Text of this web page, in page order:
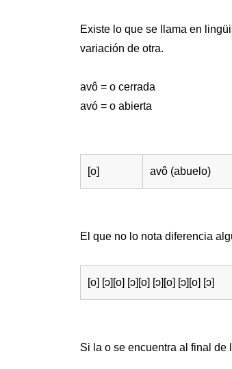
Existe lo que se llama en
variación de otra.
avô = o cerrada
avó = o abierta
[o] avô (abuelo)
El que no lo nota diferencia
[o] [ɔ][o] [ɔ][o] [ɔ][o] [ɔ][o] [ɔ]
Si la o se encuentra al final de